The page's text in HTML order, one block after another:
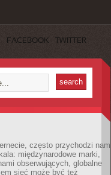
FACEBOOK TWITTER
często przychodzi nam
międzynarodowe marki,
obserwujących, globalne
sieć może być też